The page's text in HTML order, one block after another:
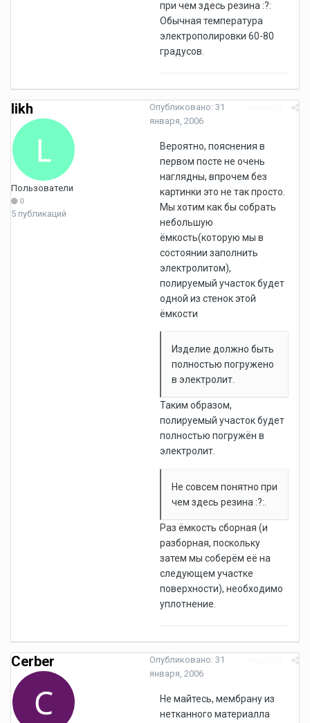
при чем здесь резина :?:
Обычная температура
электрополировки 60-80
градусов.
likh
Пользователи
0
5 публикаций
Опубликовано: 31
января, 2006
Вероятно, пояснения в
первом посте не очень
наглядны, впрочем без
картинки это не так просто.
Мы хотим как бы собрать
небольшую
ёмкость(которую мы в
состоянии заполнить
электролитом),
полируемый участок будет
одной из стенок этой
ёмкости
Изделие должно быть
полностью погружено
в электролит.
Таким образом,
полируемый участок будет
полностью погружён в
электролит.
Не совсем понятно при
чем здесь резина :?:.
Раз ёмкость сборная (и
разборная, поскольку
затем мы соберём её на
следующем участке
поверхности), необходимо
уплотнение.
Cerber Опубликовано: 31
января, 2006
Не майтесь, мембрану из
нетканного материалла